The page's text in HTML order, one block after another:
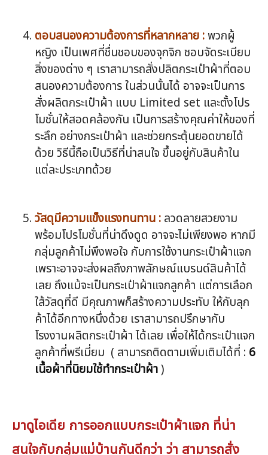
ตอบสนองความต้องการที่หลากหลาย :พวกผู้
หญิง เป็นเพศที่ชื่นชอบของจุกจิก ชอบจัดระเบียบ
สิ่งของต่าง ๆ เราสามารถสั่งปลิตกระเป๋าผ้าที่ตอบ
สนองความต้องการ ในส่วนนั้นได้ อาจจะเป็นการ
สั่งผลิตกระเป๋าผ้า แบบ Limited set และตั้งโปร
โมชั่นให้สอดคล้องกัน เป็นการสร้างคุณค่าให้ของที่
ระลึก อย่างกระเป๋าผ้า และช่วยกระตุ้นยอดขายได้
ด้วย วิธีนี้ถือเป็นวิธีที่น่าสนใจ ขึ้นอยู่กับสินค้าใน
แต่ละประเภทด้วย
วัสดุมีความแข็งแรงทนทาน : ลวดลายสวยงาม
พร้อมโปรโมชั่นที่น่าดึงดูด อาจจะไม่เพียงพอ หากมี
กลุ่มลูกค้าไม่พึงพอใจ กับการใช้งานกระเป๋าผ้าแจก
เพราะอาจจะส่งผลถึงภาพลักษณ์แบรนด์สินค้าได้
เลย ถึงแม้จะเป็นกระเป๋าผ้าแจกลูกค้า แต่การเลือก
ใส้วัสดุที่ดี มีคุณภาพก็สร้างความประทับ ให้กับลุก
ค้าได้อีกทางหนึ่งด้วย เราสามารถปรึกษากับ
โรงงานผลิตกระเป๋าผ้า ได้เลย เพื่อให้ได้กระเป๋าแจก
ลูกค้าที่พรีเมี่ยม ( สามารถติดตามเพิ่มเติมได้ที่ : 6
เนื้อผ้าที่นิยมใช้ทำกระเป๋าผ้า)
มาดูไอเดีย การออกแบบกระเป๋าผ้าแจก ที่น่า
สนใจกับกลุ่มแม่บ้านกันดีกว่า ว่า สามารถสั่ง